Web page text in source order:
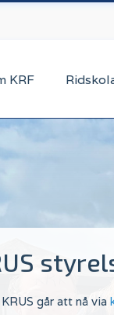
KRF
går att nå via